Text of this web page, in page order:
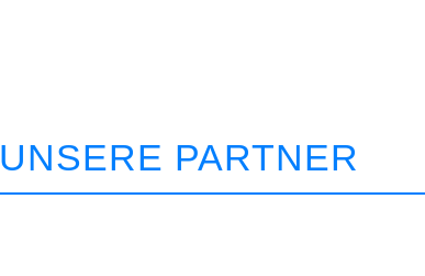
UNSERE PARTNER